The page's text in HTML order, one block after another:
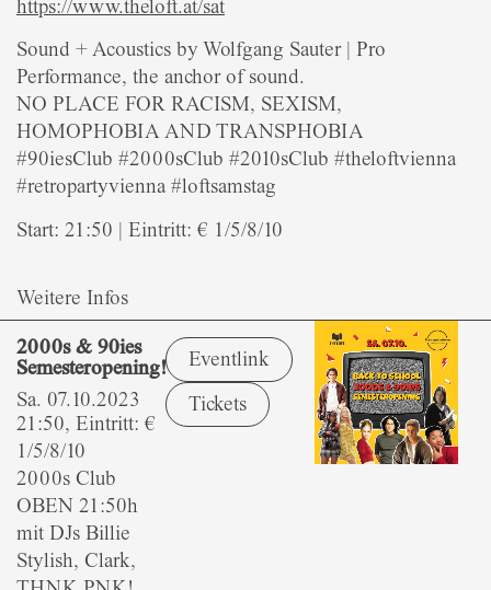
https://www.theloft.at/sat
Sound + Acoustics by Wolfgang Sauter | Pro
Performance, the anchor of sound.
NO PLACE FOR RACISM, SEXISM,
HOMOPHOBIA AND TRANSPHOBIA
#90iesClub #2000sClub #2010sClub #theloftvienna
#retropartyvienna #loftsamstag
Start: 21:50 | Eintritt: € 1/5/8/10
Weitere Infos
2000s & 90ies
Semesteropening!
Sa. 07.10.2023
21:50, Eintritt: €
1/5/8/10
2000s Club
OBEN 21:50h
mit DJs Billie
Stylish, Clark,
Eventlink
Tickets